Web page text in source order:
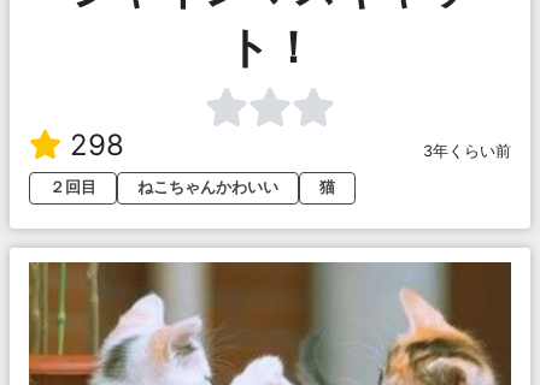
ト！
298
3年くらい前
２回目
ねこちゃんかわいい 猫